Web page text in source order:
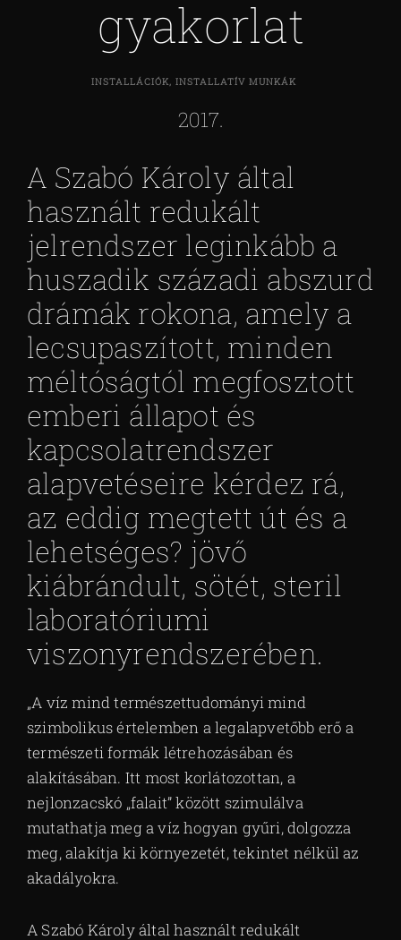
gyakorlat
INSTALLÁCIÓK, INSTALLATÍV MUNKÁK
2017.
A Szabó Károly által
használt redukált
jelrendszer leginkább a
huszadik századi abszurd
drámák rokona, amely a
lecsupaszított, minden
méltóságtól megfosztott
emberi állapot és
kapcsolatrendszer
alapvetéseire kérdez rá,
az eddig megtett út és a
lehetséges? jövő
kiábrándult, sötét, steril
laboratóriumi
viszonyrendszerében.
„A víz mind természettudományi mind
szimbolikus értelemben a legalapvetőbb erő a
természeti formák létrehozásában és
alakításában. Itt most korlátozottan, a
nejlonzacskó „falait” között szimulálva
mutathatja meg a víz hogyan gyűri, dolgozza
meg, alakítja ki környezetét, tekintet nélkül az
akadályokra.
A Szabó Károly által használt redukált